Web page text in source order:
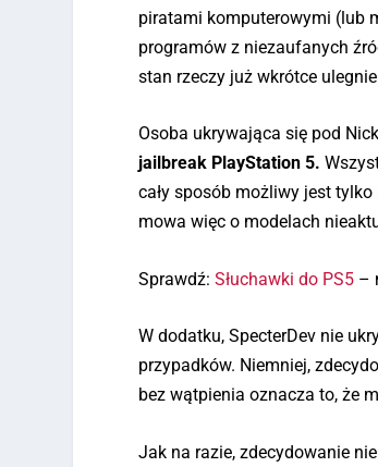
piratami komputerowymi (lub
programów z niezaufanych
stan rzeczy już wkrótce
Osoba ukrywająca się pod
jailbreak PlayStation 5.
cały sposób możliwy jest
mowa więc o modelach
Sprawdź:Słuchawki do PS5 –
W dodatku, SpecterDev nie
przypadków. Niemniej,
bez wątpienia oznacza to, że
Jak na razie, zdecydowanie